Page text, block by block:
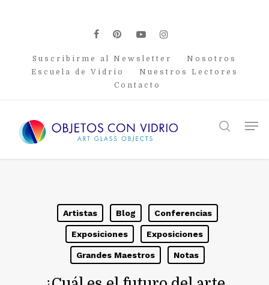
facebook
pinterest
youtubeinstagram
Suscribirme al Newsletter
Nosotros
Escuela de Vidrio
Nuestros Lectores
Contacto
search
Artistas Blog Conferencias
Exposiciones Exposiciones
Grandes Maestros Notas